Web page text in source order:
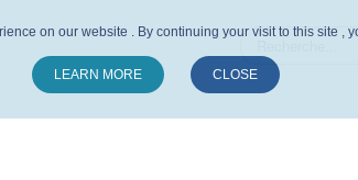
on our website . By continuing your visit to this site ,
LEARN MORE CLOSE